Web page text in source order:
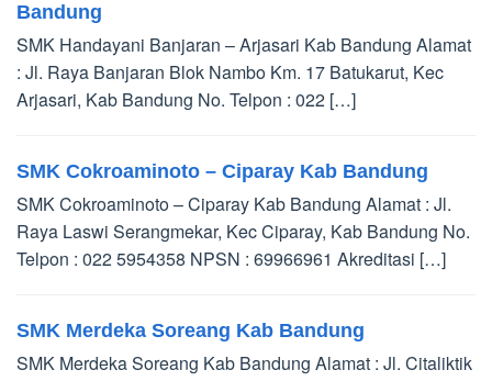
Bandung
SMK Handayani Banjaran – Arjasari Kab Bandung Alamat
: Jl. Raya Banjaran Blok Nambo Km. 17 Batukarut, Kec
Arjasari, Kab Bandung No. Telpon : 022 […]
SMK Cokroaminoto – Ciparay Kab Bandung
SMK Cokroaminoto – Ciparay Kab Bandung Alamat : Jl.
Raya Laswi Serangmekar, Kec Ciparay, Kab Bandung No.
Telpon : 022 5954358 NPSN : 69966961 Akreditasi […]
SMK Merdeka Soreang Kab Bandung
SMK Merdeka Soreang Kab Bandung Alamat : Jl. Citaliktik